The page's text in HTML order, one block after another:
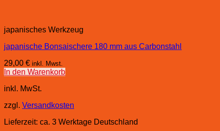
japanisches Werkzeug
japanische Bonsaischere 180 mm aus Carbonstahl
29,00 € inkl. Mwst.
In den Warenkorb
inkl. MwSt.
zzgl. Versandkosten
Lieferzeit: ca. 3 Werktage Deutschland